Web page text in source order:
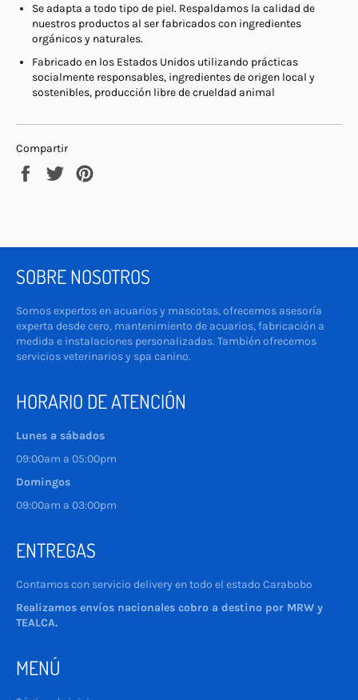
Se adapta a todo tipo de piel. Respaldamos la calidad de
nuestros productos al ser fabricados con ingredientes
orgánicos y naturales.
Fabricado en los Estados Unidos utilizando prácticas
socialmente responsables, ingredientes de origen local y
sostenibles, producción libre de crueldad animal
Compartir
Compartir
Tuitear
SOBRE NOSOTROS
Somos expertos en acuarios y mascotas, ofrecemos asesoría
experta desde cero, mantenimiento de acuarios, fabricación a
medida e instalaciones personalizadas. También ofrecemos
servicios veterinarios y spa canino.
HORARIO DE ATENCIÓN
Lunes a sábados
09:00am a 05:00pm
Domingos
09:00am a 03:00pm
ENTREGAS
Contamos con servicio delivery en todo el estado Carabobo
Realizamos envíos nacionales cobro a destino por MRW y
TEALCA.
MENÚ